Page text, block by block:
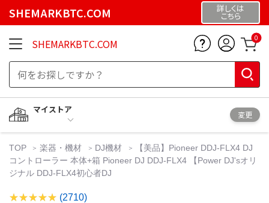
SHEMARKBTC.COM 詳しくは
こちら
SHEMARKBTC.COM 0
マイストア
変更
TOP 楽器・機材 DJ機材
【美品】Pioneer DDJ-FLX4 DJ
コントローラー 本体+箱 Pioneer DJ DDJ-FLX4 【Power DJ'sオリ
ジナル DDJ-FLX4初心者DJ
(2710)